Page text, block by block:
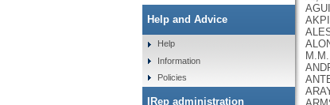
Help and Advice
Help
Information
Policies
IRep administration